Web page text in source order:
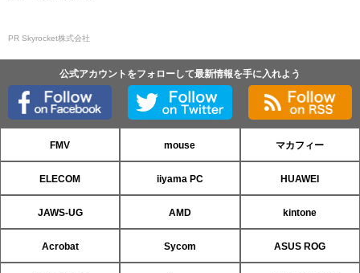
PR Skyrocket株式会社
公式アカウントをフォローして最新情報を手に入れよう
FMV mouse マカフィー
ELECOM iiyama PC HUAWEI
JAWS-UG AMD kintone
Acrobat Sycom ASUS ROG